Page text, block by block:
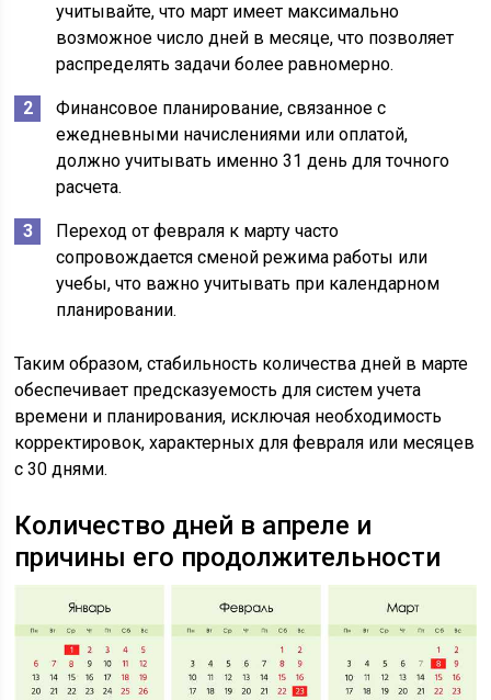
учитывайте, что март имеет максимально
возможное число дней в месяце, что позволяет
распределять задачи более равномерно.
Финансовое планирование, связанное с
ежедневными начислениями или оплатой,
должно учитывать именно 31 день для точного
расчета.
Переход от февраля к марту часто
сопровождается сменой режима работы или
учебы, что важно учитывать при календарном
планировании.
Таким образом, стабильность количества дней в марте
обеспечивает предсказуемость для систем учета
времени и планирования, исключая необходимость
корректировок, характерных для февраля или месяцев
с 30 днями.
Количество дней в апреле и
причины его продолжительности